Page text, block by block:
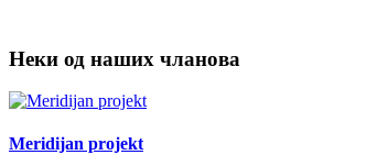
Неки од наших чланова
Meridijan projekt